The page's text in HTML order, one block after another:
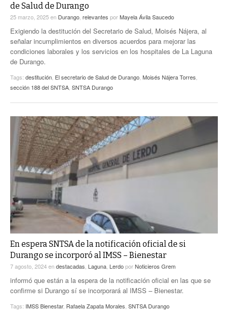
ENTRE LAGUNEROS
PULSO
de Salud de Durango
25 marzo, 2025en Durango relevantes porMayela Ávila Saucedo
Exigiendo la destitución del Secretario de Salud, Moisés Nájera, al
señalar incumplimientos en diversos acuerdos para mejorar las
condiciones laborales y los servicios en los hospitales de La Laguna
de Durango.
Tags: destitución El secretario de Salud de Durango Moisés Nájera Torres
sección 188 del SNTSA SNTSA Durango
En espera SNTSA de la notificación oficial de si
Durango se incorporó al IMSS – Bienestar
7 agosto, 2024endestacadas Laguna LerdoporNoticieros Grem
informó que están a la espera de la notificación oficial en las que se
confirme si Durango sí se incorporará al IMSS – Bienestar.
Tags: IMSS Bienestar, Rafaela Zapata Morales SNTSA Durango